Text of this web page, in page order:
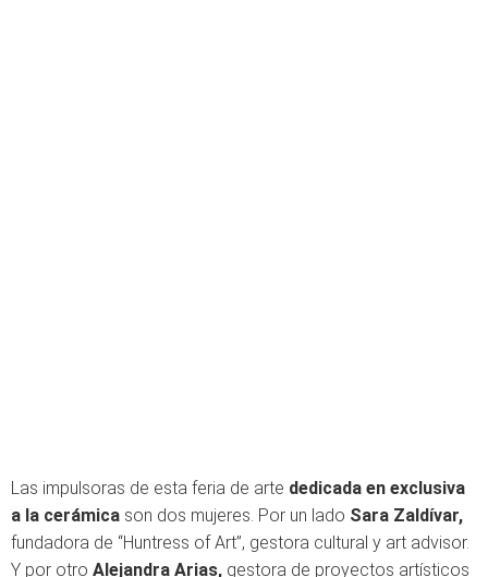
Las impulsoras de esta feria de arte dedicada en exclusiva
a la cerámica son dos mujeres. Por un lado Sara Zaldívar,
fundadora de “Huntress of Art”, gestora cultural y art advisor.
Y por otro Alejandra Arias, gestora de proyectos artísticos